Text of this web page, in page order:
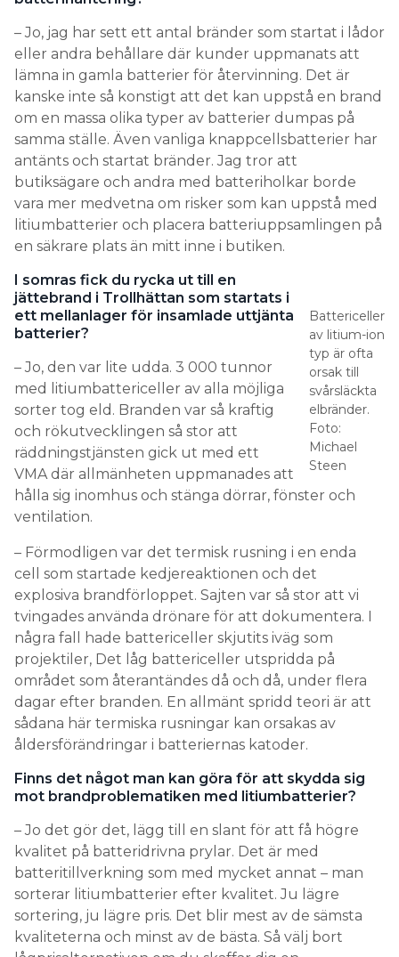
kanske inte så konstigt att det kan uppstå en brand
om en massa olika typer av batterier dumpas på
samma ställe. Även vanliga knappcellsbatterier har
antänts och startat bränder. Jag tror att
butiksägare och andra med batteriholkar borde
vara mer medvetna om risker som kan uppstå med
litiumbatterier och placera batteriuppsamlingen på
en säkrare plats än mitt inne i butiken.
svårsläckta
elbränder.
Foto:
Michael
Steen
I somras fick du rycka ut till en
jättebrand i Trollhättan som startats i
ett mellanlager för insamlade uttjänta
– Jo, den var lite udda. 3 000 tunnor
med litiumbattericeller av alla möjliga
sorter tog eld. Branden var så kraftig
och rökutvecklingen så stor att
räddningstjänsten gick ut med ett
VMA där allmänheten uppmanades att
hålla sig inomhus och stänga dörrar, fönster och
ventilation.
– Förmodligen var det termisk rusning i en enda
cell som startade kedjereaktionen och det
explosiva brandförloppet. Sajten var så stor att vi
tvingades använda drönare för att dokumentera. I
några fall hade battericeller skjutits iväg som
projektiler, Det låg battericeller utspridda på
området som återantändes då och då, under flera
dagar efter branden. En allmänt spridd teori är att
sådana här termiska rusningar kan orsakas av
åldersförändringar i batteriernas katoder.
Finns det något man kan göra för att skydda sig
mot brandproblematiken med litiumbatterier?
– Jo det gör det, lägg till en slant för att få högre
kvalitet på batteridrivna prylar. Det är med
batteritillverkning som med mycket annat – man
sorterar litiumbatterier efter kvalitet. Ju lägre
sortering, ju lägre pris. Det blir mest av de sämsta
kvaliteterna och minst av de bästa. Så välj bort
lågprisalternativen om du skaffar dig en
elsparkcykel, till exempel.
Och ladda under uppsikt på ett ställe där en brand